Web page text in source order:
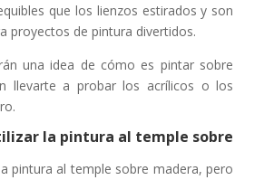
que los lienzos estirados y son
proyectos de pintura divertidos.
una idea de cómo es pintar sobre
llevarte a probar los acrílicos o los
la pintura al temple sobre
pintura al temple sobre madera, pero